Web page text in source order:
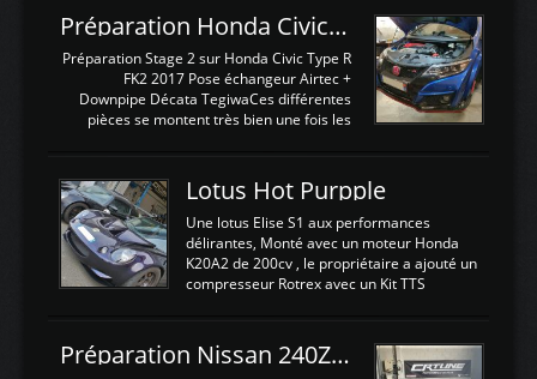
d'envoyer l'information de la large bande
dans le boitier. sydney sweeney deepfake
La sortie 0-5V de l'afr sera connectée sur
l'entrée AN Volt 8 et GndAN pour
Analogique, et Volt car l'information est une
tension (Pas une résistance variable d'un
est temps de brancher le ...
Préparation Honda Civic Type R FK2
Préparation Stage 2 sur Honda Civic Type R
FK2 2017 Pose échangeur Airtec +
Downpipe Décata TegiwaCes différentes
pièces se montent très bien une fois les
légere découpe du plastique inferieur,
negénant en rien la structure ou le
fonctionnement du fond plat. Une
reprogrammation Stage 2 est faite sur le
calculateur d'origine. Une alternative
économique au passage sur Hondata
d'origine 310cv et 400Nn , Une fois
reprogrammé et les ...
Lotus Hot Purpple
Une lotus Elise S1 aux performances
délirantes, Monté avec un moteur Honda
K20A2 de 200cv , le propriétaire a ajouté un
compresseur Rotrex avec un Kit TTS
d'augmenter la puissance de son moteur:
un watercooler a été ajouté. 300Cv sans
Préparation Nissan 240Z SR20DET